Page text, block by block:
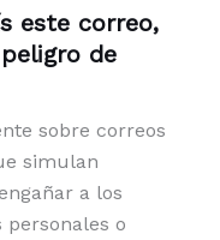
este correo,
de
sobre correos
simulan
a los
o